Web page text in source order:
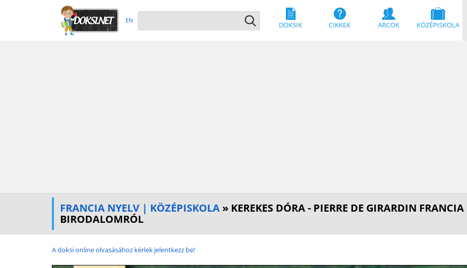
EN
DOKSIK CIKKEK ARCOK KÖZÉPISKOLA
FRANCIA NYELV | KÖZÉPISKOLA » KEREKES DÓRA - PIERRE DE GIRARDIN
BIRODALOMRÓL
A doksi online olvasásához kérlek jelentkezz be!